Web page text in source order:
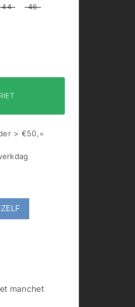
44 46
> €50,=
manchet